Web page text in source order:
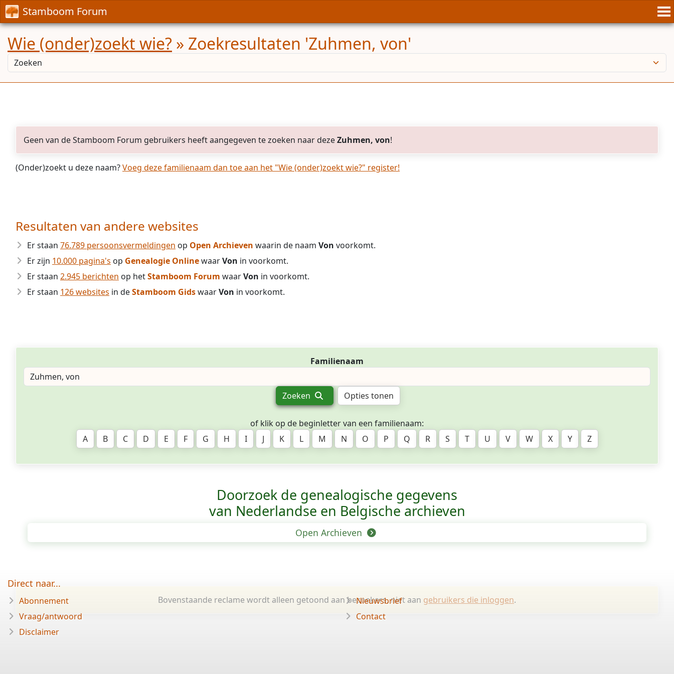
Stamboom Forum
Wie (onder)zoekt wie? » Zoekresultaten 'Zuhmen, von'
Geen van de Stamboom Forum gebruikers heeft aangegeven te zoeken naar dezeZuhmen, von!
(Onder)zoekt u deze naam?Voeg deze familienaam dan toe aan het "Wie (onder)zoekt wie?" register!
Resultaten van andere websites
Er staan 76.789 persoonsvermeldingen op Open Archieven waarin de naam Von voorkomt.
Er zijn 10.000 pagina's op Genealogie OnlinewaarVon in voorkomt.
Er staan 2.945 berichten op hetStamboom Forum waarVon in voorkomt.
Er staan 126 websites in deStamboom GidswaarVon in voorkomt.
Familienaam
Zoeken Opties tonen
of klik op de beginletter van een familienaam:
A
B C D E F G H I J K L M N O P Q R S T U V W X Y Z
Doorzoek de genealogische gegevens
van Nederlandse en Belgische archieven
Open Archieven
Bovenstaande reclame wordt alleen getoond aan bezoekers, niet aan gebruikers die inloggen.
Direct naar...
Abonnement
Vraag/antwoord
Disclaimer
Nieuwsbrief
Contact